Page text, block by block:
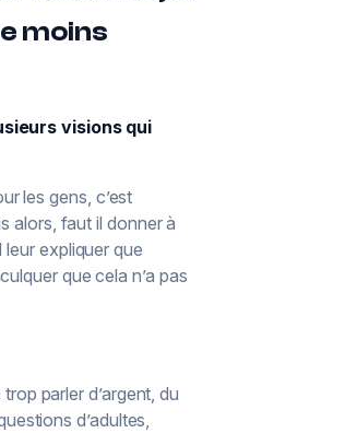
moins
visions qui
les gens, c’est
alors, faut il donner à
leur expliquer que
que cela n’a pas
parler d’argent, du
d’adultes,